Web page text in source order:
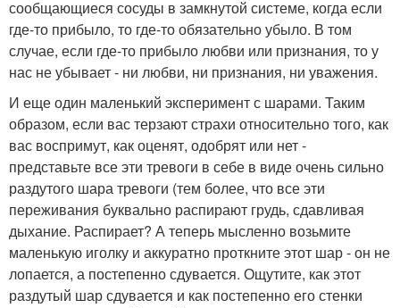
сообщающиеся сосуды в замкнутой системе, когда если
где-то прибыло, то где-то обязательно убыло. В том
случае, если где-то прибыло любви или признания, то у
нас не убывает - ни любви, ни признания, ни уважения.
И еще один маленький эксперимент с шарами. Таким
образом, если вас терзают страхи относительно того, как
вас воспримут, как оценят, одобрят или нет -
представьте все эти тревоги в себе в виде очень сильно
раздутого шара тревоги (тем более, что все эти
переживания буквально распирают грудь, сдавливая
дыхание. Распирает? А теперь мысленно возьмите
маленькую иголку и аккуратно проткните этот шар - он не
лопается, а постепенно сдувается. Ощутите, как этот
раздутый шар сдувается и как постепенно его стенки